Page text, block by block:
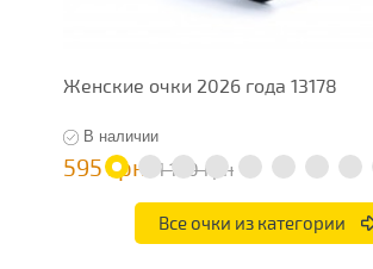
Женские очки 2026 года 13178
В наличии
595 грн 1 190 грн
Все очки из категории